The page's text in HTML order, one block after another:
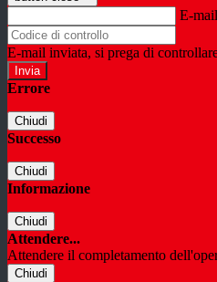
E-mail
E-mail inviata, si prega di
Errore
Chiudi
Successo
Chiudi
Informazione
Chiudi
Attendere...
Attendere il completamento
Chiudi